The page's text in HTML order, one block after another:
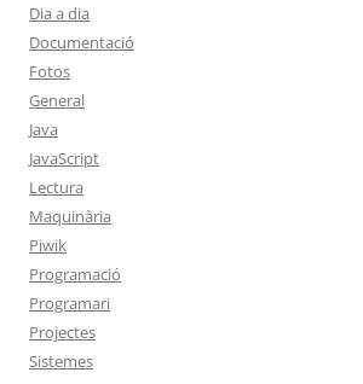
Dia a dia
Documentació
Fotos
General
Java
JavaScript
Lectura
Maquinària
Piwik
Programació
Programari
Projectes
Sistemes